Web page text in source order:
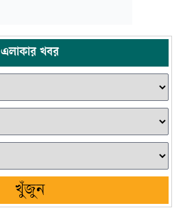
এলাকার খবর
খুঁজুন